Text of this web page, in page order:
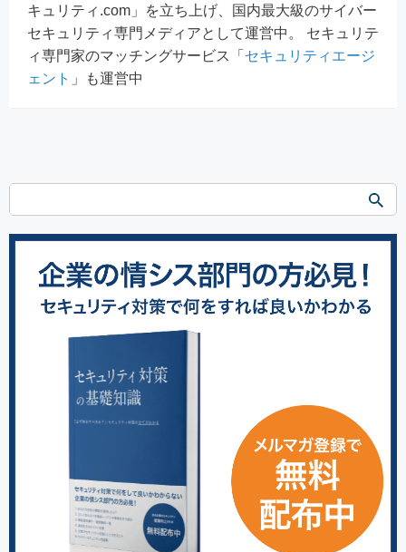
キュリティ.com」を立ち上げ、国内最大級のサイバー
セキュリティ専門メディアとして運営中。 セキュリテ
ィ専門家のマッチングサービス「 セキュリティエージ
ェント 」も運営中